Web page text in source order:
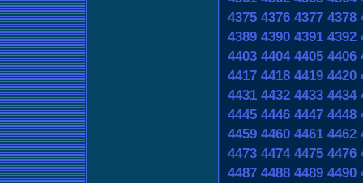
4375 4376 4377 4378
4389 4390 4391 4392
4403 4404 4405 4406
4417 4418 4419 4420
4431 4432 4433 4434
4445 4446 4447 4448
4459 4460 4461 4462
4473 4474 4475 4476
4487 4488 4489 4490